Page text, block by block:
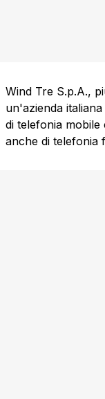
Wind Tre S.p.A.,
un'azienda
di telefonia
anche di telefonia